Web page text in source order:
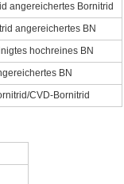
angereichertes Bornitrid
angereichertes BN
hochreines BN
BN
CVD-Bornitrid